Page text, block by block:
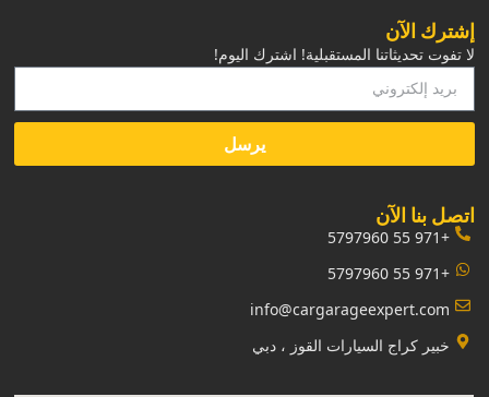
إشترك الآن
لا تفوت تحديثاتنا المستقبلية! اشترك اليوم!
يرسل
‏اتصل بنا الآن‏
+971 55 5797960
+971 55 5797960
info@cargarageexpert.com
‏خبير كراج السيارات القوز ، دبي‏